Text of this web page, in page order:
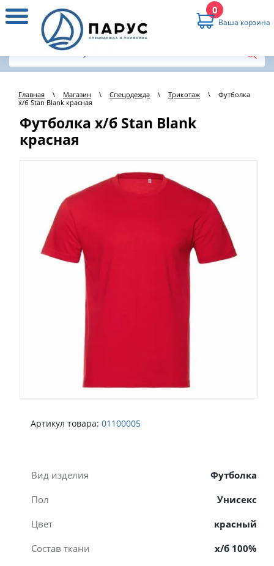
0
Ваша корзина
Главная \ Магазин \ Спецодежда \ Трикотаж \
Футболка
х/б Stan Blank красная
Футболка х/б Stan Blank
красная
Артикул товара: 01100005
Вид изделия
Футболка
Пол
Унисекс
Цвет
красный
Состав ткани
х/б 100%